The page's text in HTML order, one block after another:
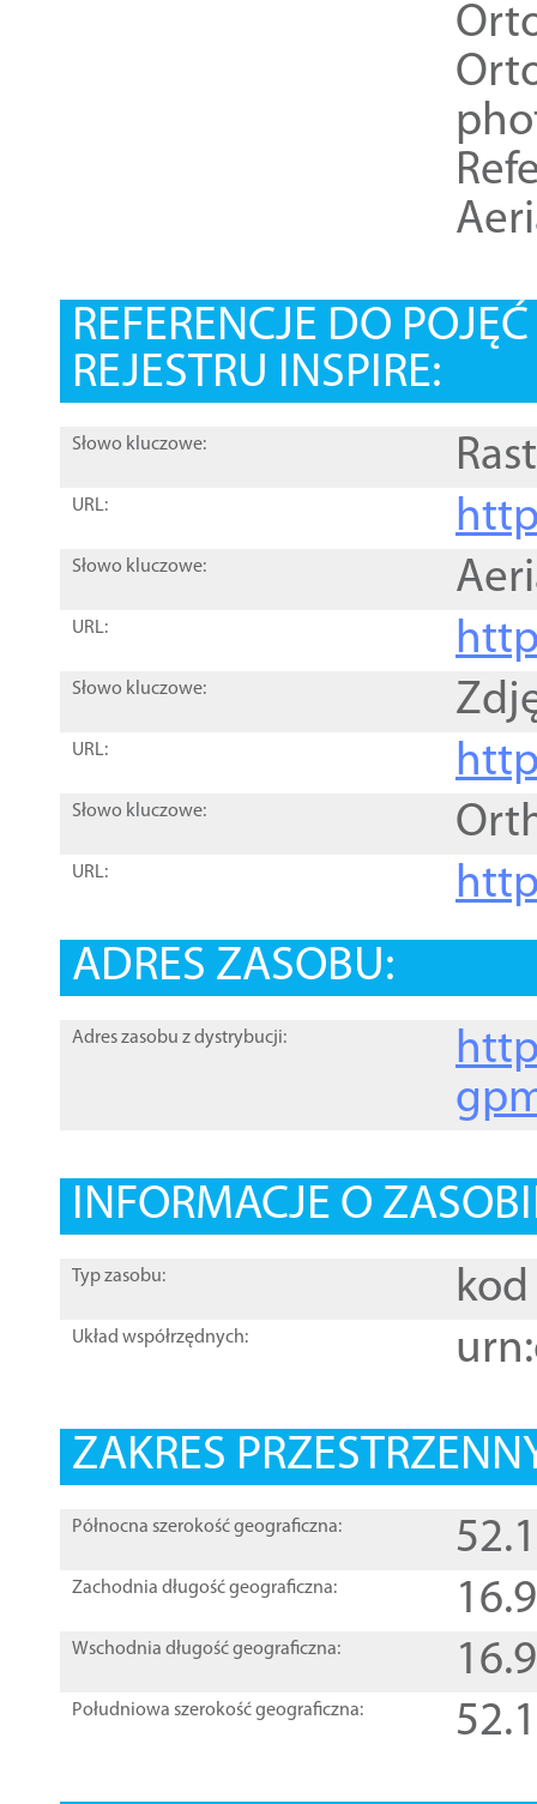
REFERENCJE DO
REJESTRU INSPIRE:
Słowo kluczowe:
URL:
Słowo kluczowe:
URL:
Słowo kluczowe:
URL:
Słowo kluczowe:
URL:
ADRES ZASOBU:
Adres zasobu z dystrybucji:
INFORMACJE O
Typ zasobu: kod
Układ współrzędnych:
ZAKRES
Północna szerokość geograficzna:
Zachodnia długość geograficzna:
Wschodnia długość geograficzna:
Południowa szerokość geograficzna: